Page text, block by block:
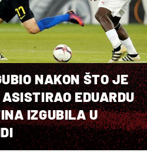
NAKON ŠTO JE
EDUARDU
IZGUBILA U